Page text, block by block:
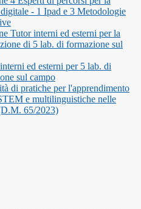
- 1 Ipad e 3 Metodologie
Tutor interni ed esterni per la
di 5 lab. di formazione sul
ed esterni per 5 lab. di
sul campo
di pratiche per l'apprendimento
e multilinguistiche nelle
65/2023)